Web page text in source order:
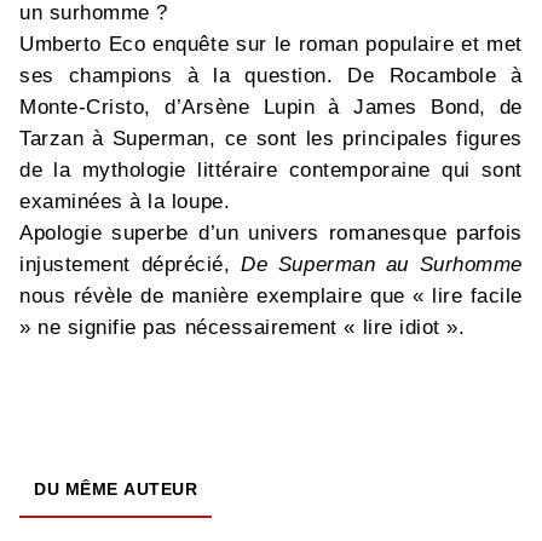
un surhomme ?
Umberto Eco enquête sur le roman populaire et met
ses champions à la question. De Rocambole à
Monte-Cristo, d’Arsène Lupin à James Bond, de
Tarzan à Superman, ce sont les principales figures
de la mythologie littéraire contemporaine qui sont
examinées à la loupe.
Apologie superbe d’un univers romanesque parfois
injustement déprécié,De Superman au Surhomme
nous révèle de manière exemplaire que « lire facile
» ne signifie pas nécessairement « lire idiot ».
DU MÊME AUTEUR